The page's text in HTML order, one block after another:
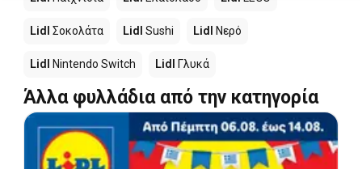
Lidl Σοκολάτα Lidl Sushi Lidl Νερό
Lidl Nintendo Switch Lidl Γλυκά
Άλλα φυλλάδια από την κατηγορία